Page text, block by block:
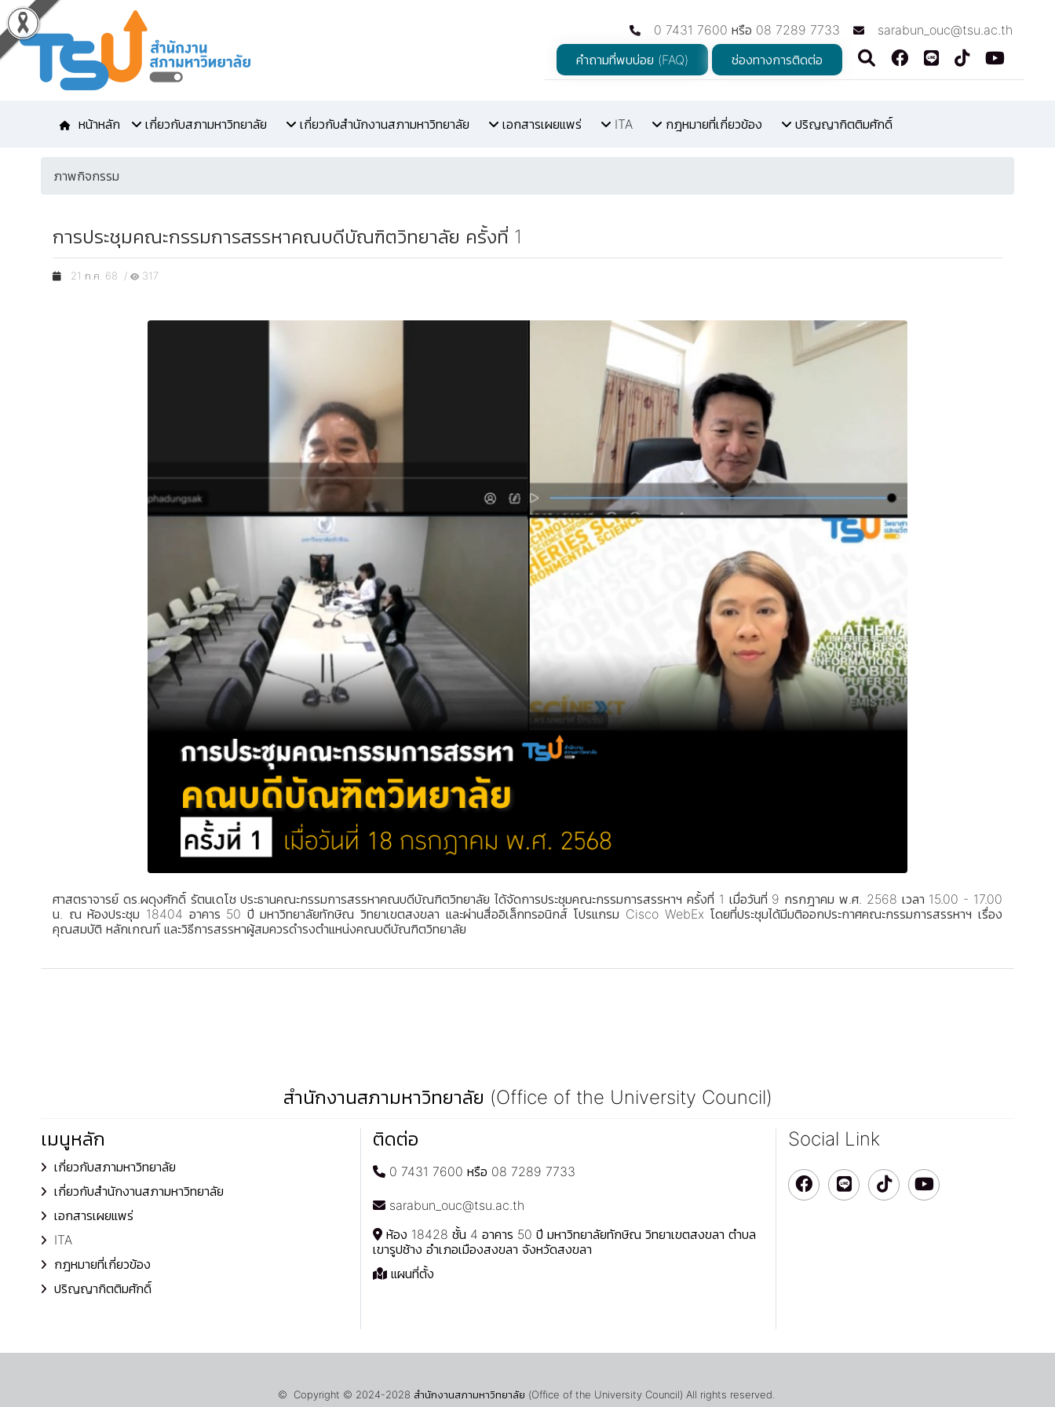
0 7431 7600 หรือ 08 7289 7733
sarabun_ouc@tsu.ac.th
คำถามที่พบบ่อย (FAQ)
ช่องทางการติดต่อ
หน้าหลัก เกี่ยวกับสภามหาวิทยาลัย เกี่ยวกับสำนักงานสภามหาวิทยาลัย เอกสารเผยแพร่ ITA กฎหมายที่เกี่ยวข้อง ปริญญากิตติมศักดิ์
ภาพกิจกรรม
การประชุมคณะกรรมการสรรหาคณบดีบัณฑิตวิทยาลัย ครั้งที่ 1
21 ก.ค. 68 / 317
ศาสตราจารย์ ดร.ผดุงศักดิ์ รัตนเดโช ประธานคณะกรรมการสรรหาคณบดีบัณฑิตวิทยาลัย ได้จัดการประชุมคณะกรรมการสรรหาฯ ครั้งที่ 1 เมื่อวันที่ 9 กรกฎาคม พ.ศ. 2568 เวลา 15.00 - 17.00
น. ณ ห้องประชุม 18404 อาคาร 50 ปี มหาวิทยาลัยทักษิณ วิทยาเขตสงขลา และผ่านสื่ออิเล็กทรอนิกส์ โปรแกรม Cisco WebEx โดยที่ประชุมได้มีมติออกประกาศคณะกรรมการสรรหาฯ เรื่อง
คุณสมบัติ หลักเกณฑ์ และวิธีการสรรหาผู้สมควรดำรงตำแหน่งคณบดีบัณฑิตวิทยาลัย
สำนักงานสภามหาวิทยาลัย (Office of the University Council)
เมนูหลัก
เกี่ยวกับสภามหาวิทยาลัย
เกี่ยวกับสำนักงานสภามหาวิทยาลัย
เอกสารเผยแพร่
ITA
กฎหมายที่เกี่ยวข้อง
ปริญญากิตติมศักดิ์
ติดต่อ
0 7431 7600 หรือ 08 7289 7733
sarabun_ouc@tsu.ac.th
ห้อง 18428 ชั้น 4 อาคาร 50 ปี มหาวิทยาลัยทักษิณ วิทยาเขตสงขลา ตำบล
เขารูปช้าง อำเภอเมืองสงขลา จังหวัดสงขลา
แผนที่ตั้ง
Social Link
© Copyright © 2024-2028 สำนักงานสภามหาวิทยาลัย (Office of the University Council) All rights reserved.